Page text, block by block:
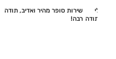
שירות סופר מהיר ואדיב, תודה
רבה!
לי
תודה